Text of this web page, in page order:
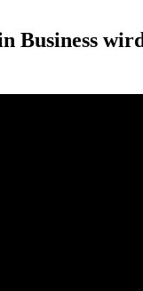
Business